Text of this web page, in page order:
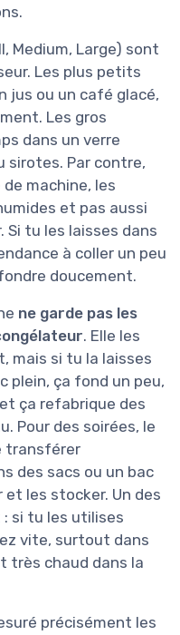
Medium, Large) sont
Les plus petits
jus ou un café glacé,
Les gros
dans un verre
sirotes. Par contre,
machine, les
et pas aussi
Si tu les laisses dans
à coller un peu
doucement.
ne garde pas les
. Elle les
mais si tu la laisses
plein, ça fond un peu,
ça refabrique des
Pour des soirées, le
transférer
des sacs ou un bac
les stocker. Un des
si tu les utilises
vite, surtout dans
très chaud dans la
précisément les